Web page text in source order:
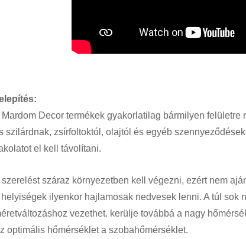
Mardom Decor termékek gyakorlatilag bármilyen
szilárdnak, zsírfoltoktól, olajtól és egyéb
el kell távolítani.
szerelést száraz környezetben kell végezni, ezért nem
ilyenkor hajlamosak nedvesek lenni. A túl sok
vezethet. kerülje továbbá a nagy
optimális hőmérséklet a szobahőmérséklet.